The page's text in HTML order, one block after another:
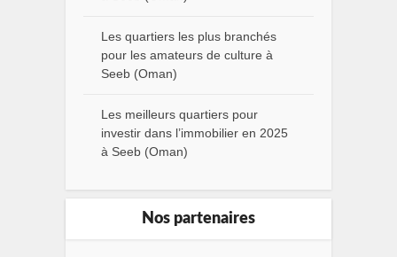
Les quartiers les plus branchés
pour les amateurs de culture à
Seeb (Oman)
Les meilleurs quartiers pour
investir dans l’immobilier en 2025
à Seeb (Oman)
Nos partenaires